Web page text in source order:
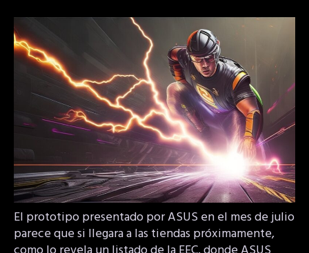
El prototipo presentado por ASUS en el mes de julio
parece que si llegara a las tiendas próximamente,